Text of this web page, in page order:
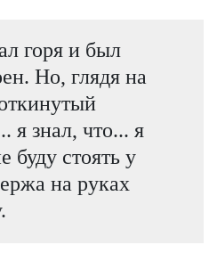
горя и был
Но, глядя на
я знал, что... я
буду стоять у
на руках